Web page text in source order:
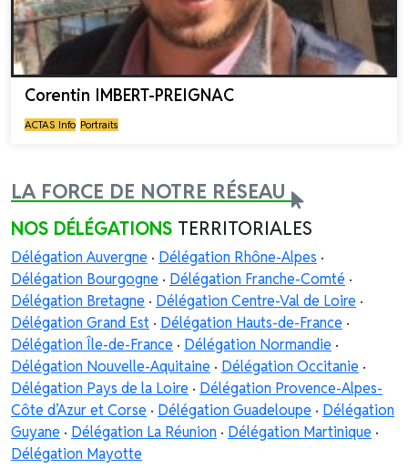
Corentin IMBERT-PREIGNAC
ACTAS Info Portraits
LA FORCE DE NOTRE RÉSEAU
NOS DÉLÉGATIONS TERRITORIALES
Délégation Auvergne · Délégation Rhône-Alpes ·
Délégation Bourgogne · Délégation Franche-Comté ·
Délégation Bretagne · Délégation Centre-Val de Loire ·
Délégation Grand Est · Délégation Hauts-de-France ·
Délégation Île-de-France · Délégation Normandie ·
Délégation Nouvelle-Aquitaine · Délégation Occitanie ·
Délégation Pays de la Loire · Délégation Provence-Alpes-
Côte d’Azur et Corse · Délégation Guadeloupe · Délégation
Guyane · Délégation La Réunion · Délégation Martinique ·
Délégation Mayotte